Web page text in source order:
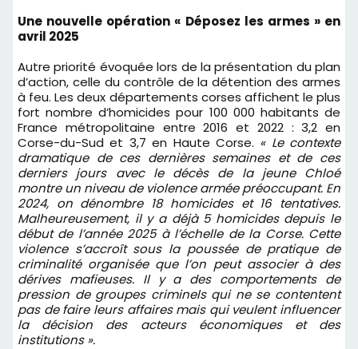
Une nouvelle opération « Déposez les armes » en
avril 2025
Autre priorité évoquée lors de la présentation du plan
d’action, celle du contrôle de la détention des armes
à feu. Les deux départements corses affichent le plus
fort nombre d’homicides pour 100 000 habitants de
France métropolitaine entre 2016 et 2022 : 3,2 en
Corse-du-Sud et 3,7 en Haute Corse. « Le contexte
dramatique de ces dernières semaines et de ces
derniers jours avec le décès de la jeune Chloé
montre un niveau de violence armée préoccupant. En
2024, on dénombre 18 homicides et 16 tentatives.
Malheureusement, il y a déjà 5 homicides depuis le
début de l’année 2025 à l’échelle de la Corse. Cette
violence s’accroît sous la poussée de pratique de
criminalité organisée que l’on peut associer à des
dérives mafieuses. Il y a des comportements de
pression de groupes criminels qui ne se contentent
pas de faire leurs affaires mais qui veulent influencer
la décision des acteurs économiques et des
institutions ».